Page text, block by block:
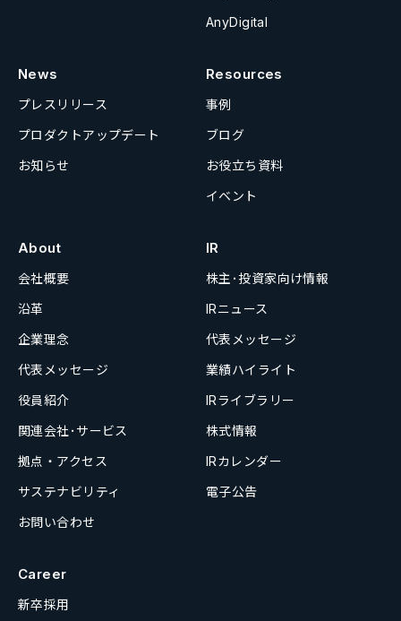
AnyDigital
News
プレスリリース
プロダクトアップデート
お知らせ
Resources
事例
ブログ
お役立ち資料
イベント
About
会社概要
沿革
企業理念
代表メッセージ
役員紹介
関連会社･サービス
拠点・アクセス
サステナビリティ
お問い合わせ
IR
株主･投資家向け情報
IRニュース
代表メッセージ
業績ハイライト
IRライブラリー
株式情報
IRカレンダー
電子公告
Career
新卒採用